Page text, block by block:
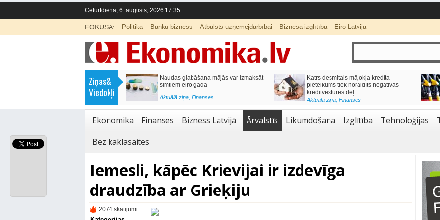
Ceturtdiena, 6. augusts, 2026 17:35
FOKUSĀ: Politika Banku bizness Atbalsts uzņēmējdarbībai Biznesa izglītība Eiro Latvijā
Ziņas&
Viedokļi
Septiņos mēnešos Vivi vilcienos
pārvadāti 12 miljoni pasažieru; jūlijā
Tirdzniecība
Naudas glabāšana mājās var izmaksāt
simtiem eiro gadā
Aktuālā ziņa, Finanses
Katrs desmitais mājokļa kredīta
pieteikums tiek noraidīts negatīvas
kredītvēstures dēļ
Aktuālā ziņa, Finanses
Ekonomika Finanses Bizness Latvijā Ārvalstīs Likumdošana Izglītība Tehnoloģijas
Bez kaklasaites
Iemesli, kāpēc Krievijai ir izdevīga
draudzība ar Grieķiju
2074 skatījumi